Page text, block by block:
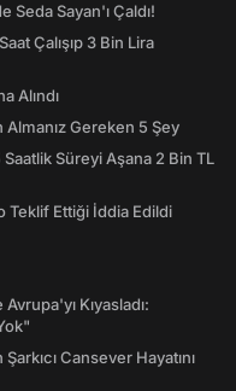
Seda Sayan'ı Çaldı!
Çalışıp 3 Bin Lira
Alındı
Gereken 5 Şey
Süreyi Aşana 2 Bin TL
Teklif Ettiği İddia Edildi
Kıyasladı:
Cansever Hayatını